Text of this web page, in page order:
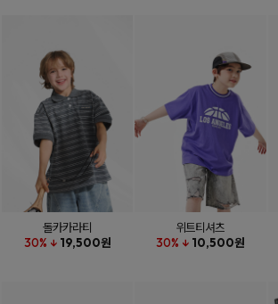
돌카카라티
30% ↓ 19,500원
위트티셔츠
30% ↓ 10,500원